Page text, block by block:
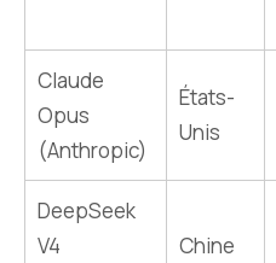
Claude
Opus
(Anthropic)
États-
Unis
DeepSeek
V4
Chine